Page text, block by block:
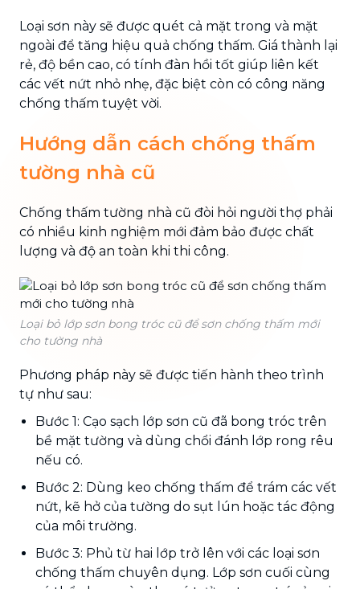
Loại sơn này sẽ được quét cả mặt trong và mặt
ngoài để tăng hiệu quả chống thấm. Giá thành lại
rẻ, độ bền cao, có tính đàn hồi tốt giúp liên kết
các vết nứt nhỏ nhẹ, đặc biệt còn có công năng
chống thấm tuyệt vời.
Hướng dẫn cách chống thấm
tường nhà cũ
Chống thấm tường nhà cũ đòi hỏi người thợ phải
có nhiều kinh nghiệm mới đảm bảo được chất
lượng và độ an toàn khi thi công.
Loại bỏ lớp sơn bong tróc cũ để sơn chống thấm mới
cho tường nhà
Phương pháp này sẽ được tiến hành theo trình
tự như sau:
Bước 1: Cạo sạch lớp sơn cũ đã bong tróc trên
bề mặt tường và dùng chổi đánh lớp rong rêu
nếu có.
Bước 2: Dùng keo chống thấm để trám các vết
nứt, kẽ hở của tường do sụt lún hoặc tác động
của môi trường.
Bước 3: Phủ từ hai lớp trở lên với các loại sơn
chống thấm chuyên dụng. Lớp sơn cuối cùng